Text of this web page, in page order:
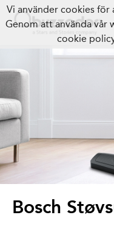
Bosch
Vi använder cookies
Genom att använda vår
cookie